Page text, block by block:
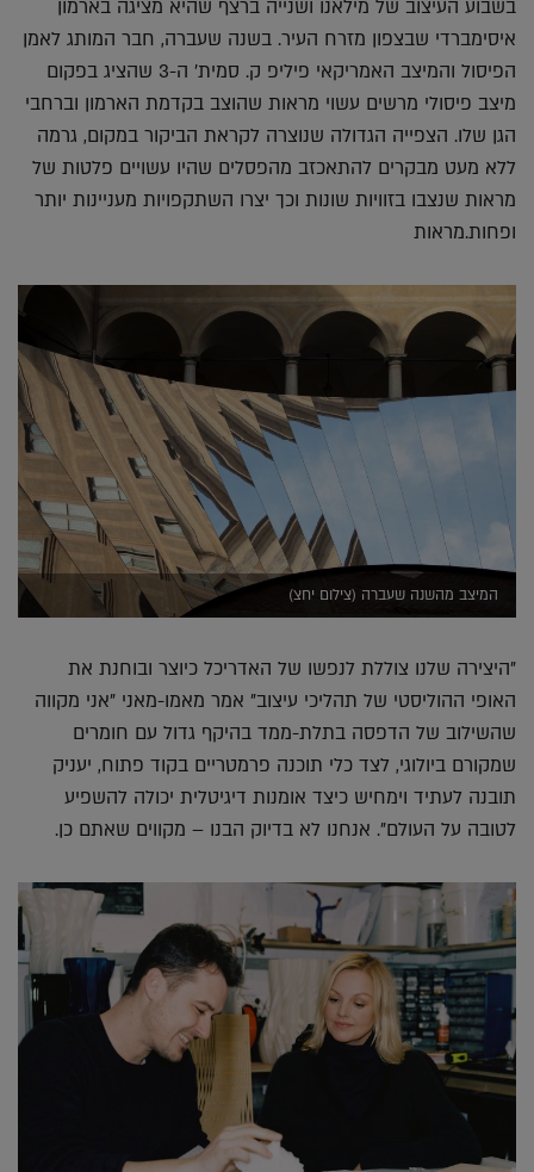
בשבוע העיצוב של מילאנו ושנייה ברצף שהיא מציגה בארמון
איסימברדי שבצפון מזרח העיר. בשנה שעברה, חבר המותג לאמן
הפיסול והמיצב האמריקאי פיליפ ק. סמית' ה-3 שהציג בפקום
מיצב פיסולי מרשים עשוי מראות שהוצב בקדמת הארמון וברחבי
הגן שלו. הצפייה הגדולה שנוצרה לקראת הביקור במקום, גרמה
ללא מעט מבקרים להתאכזב מהפסלים שהיו עשויים פלטות של
מראות שנצבו בזוויות שונות וכך יצרו השתקפויות מעניינות יותר
ופחות.מראות
המיצב מהשנה שעברה (צילום יחצ)
"היצירה שלנו צוללת לנפשו של האדריכל כיוצר ובוחנת את
האופי ההוליסטי של תהליכי עיצוב" אמר מאמו-מאני "אני מקווה
שהשילוב של הדפסה בתלת-ממד בהיקף גדול עם חומרים
שמקורם ביולוגי, לצד כלי תוכנה פרמטריים בקוד פתוח, יעניק
תובנה לעתיד וימחיש כיצד אומנות דיגיטלית יכולה להשפיע
לטובה על העולם". אנחנו לא בדיוק הבנו – מקווים שאתם כן.